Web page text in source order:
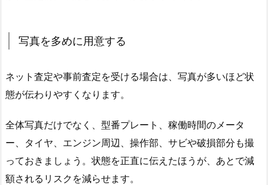
写真を多めに用意する
ネット査定や事前査定を受ける場合は、写真が多いほど状
態が伝わりやすくなります。
全体写真だけでなく、型番プレート、稼働時間のメータ
ー、タイヤ、エンジン周辺、操作部、サビや破損部分も撮
っておきましょう。状態を正直に伝えたほうが、あとで減
額されるリスクを減らせます。